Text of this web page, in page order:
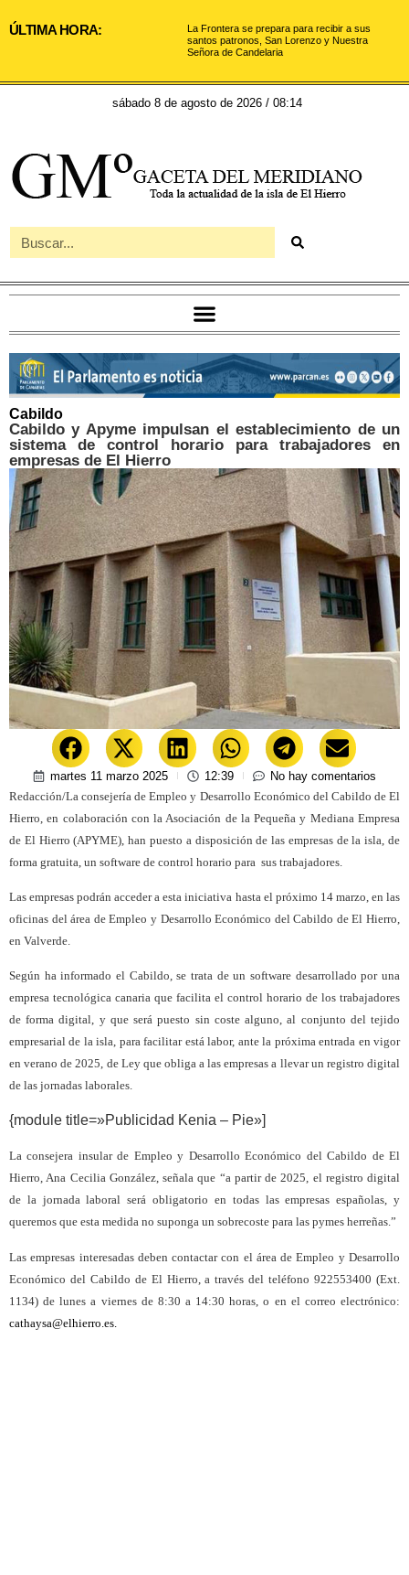
ÚLTIMA HORA:
La Frontera se prepara para recibir a sus
santos patronos, San Lorenzo y Nuestra
Señora de Candelaria
sábado 8 de agosto de 2026 / 08:14
Cabildo
Cabildo y Apyme impulsan el establecimiento de un
sistema de control horario para trabajadores en
empresas de El Hierro
martes 11 marzo 2025 12:39
No hay comentarios
Redacción/La consejería de Empleo y Desarrollo Económico del Cabildo de El
Hierro, en colaboración con la Asociación de la Pequeña y Mediana Empresa
de El Hierro (APYME), han puesto a disposición de las empresas de la isla, de
forma gratuita, un software de control horario para sus trabajadores.
Las empresas podrán acceder a esta iniciativa hasta el próximo 14 marzo, en las
oficinas del área de Empleo y Desarrollo Económico del Cabildo de El Hierro,
en Valverde.
Según ha informado el Cabildo, se trata de un software desarrollado por una
empresa tecnológica canaria que facilita el control horario de los trabajadores
de forma digital, y que será puesto sin coste alguno, al conjunto del tejido
empresarial de la isla, para facilitar está labor, ante la próxima entrada en vigor
en verano de 2025, de Ley que obliga a las empresas a llevar un registro digital
de las jornadas laborales.
{module title=»Publicidad Kenia – Pie»]
La consejera insular de Empleo y Desarrollo Económico del Cabildo de El
Hierro, Ana Cecilia González, señala que “a partir de 2025, el registro digital
de la jornada laboral será obligatorio en todas las empresas españolas, y
queremos que esta medida no suponga un sobrecoste para las pymes herreñas.”
Las empresas interesadas deben contactar con el área de Empleo y Desarrollo
Económico del Cabildo de El Hierro, a través del teléfono 922553400 (Ext.
1134) de lunes a viernes de 8:30 a 14:30 horas, o en el correo electrónico:
cathaysa@elhierro.es.